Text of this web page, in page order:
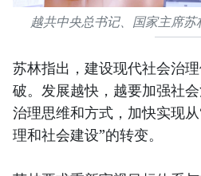
越共中央总书记、国家主席
苏林指出，建设现代社会治
破。发展越快，越要加强社
治理思维和方式，加快实现
理和社会建设”的转变。